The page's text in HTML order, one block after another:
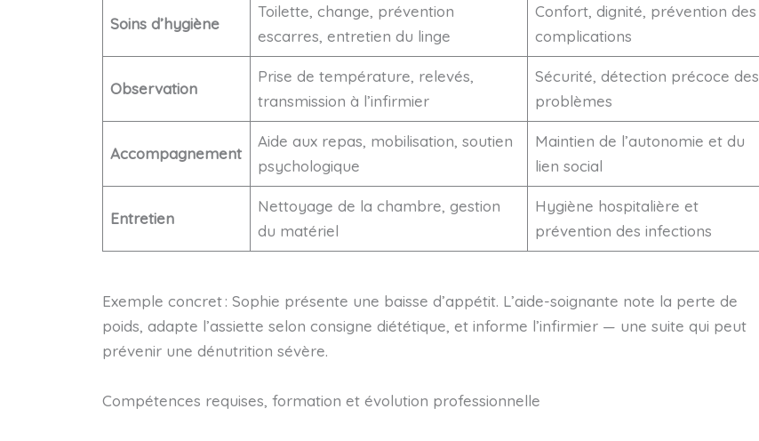
Soins d’hygiène
Toilette, change, prévention
escarres, entretien du linge
Confort, dignité, prévention des
complications
Observation
Prise de température, relevés,
transmission à l’infirmier
Sécurité, détection précoce des
problèmes
Accompagnement
Aide aux repas, mobilisation, soutien
psychologique
Maintien de l’autonomie et du
lien social
Entretien
Nettoyage de la chambre, gestion
du matériel
Hygiène hospitalière et
prévention des infections
Exemple concret : Sophie présente une baisse d’appétit. L’aide-soignante note la perte de
poids, adapte l’assiette selon consigne diététique, et informe l’infirmier — une suite qui peut
prévenir une dénutrition sévère.
Compétences requises, formation et évolution professionnelle